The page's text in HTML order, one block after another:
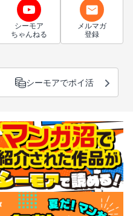
シーモア
ちゃんねる
メルマガ
登録
シーモアでポイ活